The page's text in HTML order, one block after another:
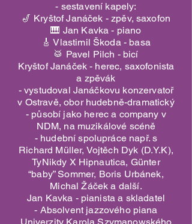
- sestavení kapely:
🎷 Kryštof Janáček - zpěv, saxofon
🎹 Jan Kavka - piano
🎸 Vlastimil Škoda - basa
🥁 Pavel Pilch - bicí
Kryštof Janáček - herec, saxofonista
a zpěvák
- vystudoval Janáčkovu konzervatoř
v Ostravě, obor hudebně-dramatický
- působí jako herec a company v
NDM, na muzikálové scéně
- hudební spolupráce např. s
Richard Müller, Vojtěch Dyk (D.Y.K),
TyNikdy X Hipnautica, Günter
“baby” Sommer, Boris Urbánek,
Michal Žáček a další.
Jan Kavka - pianista a skladatel
- Absolvent jazzového piana